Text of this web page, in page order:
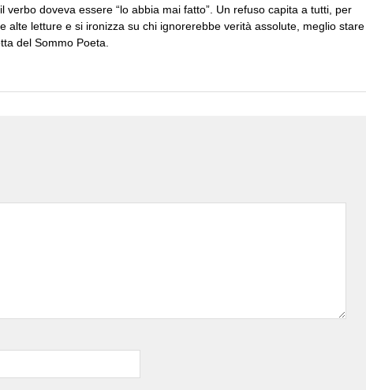
verbo doveva essere “lo abbia mai fatto”. Un refuso capita a tutti, per
alte letture e si ironizza su chi ignorerebbe verità assolute, meglio stare
del Sommo Poeta.